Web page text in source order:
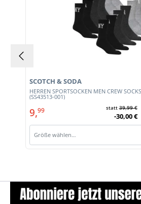
HERREN SPORTSOCKEN MEN CREW
(SS43513-001)
SCOTCH & SODA
9,99 statt39,99 €
-30,00 €
Größe wählen…